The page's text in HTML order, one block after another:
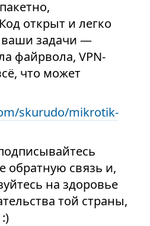
открыт и легко
ваши задачи —
файрвола, VPN-
что может
skurudo/mikrotik-
обратную связь и,
на здоровье
той страны,